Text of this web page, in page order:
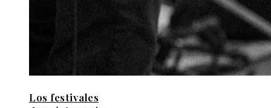
Los festivales